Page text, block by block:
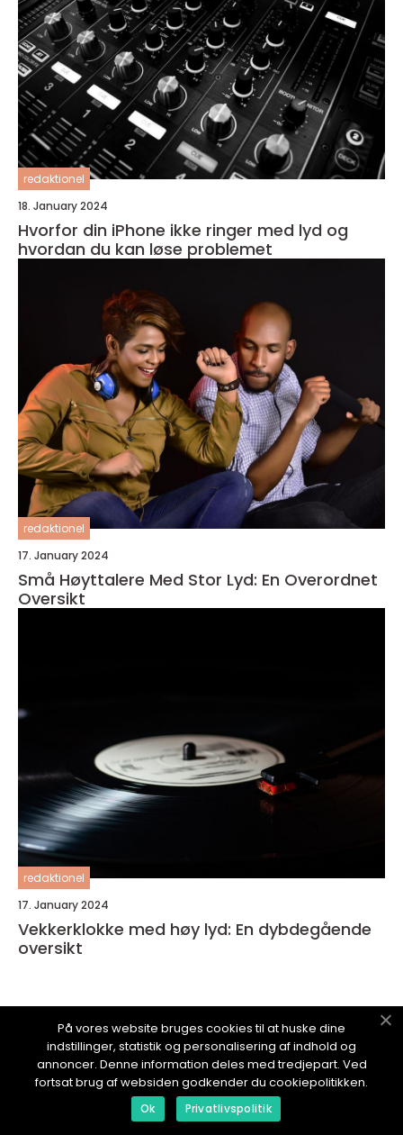
redaktionel
18. January 2024
Hvorfor din iPhone ikke ringer med lyd og
hvordan du kan løse problemet
redaktionel
17. January 2024
Små Høyttalere Med Stor Lyd: En Overordnet
Oversikt
redaktionel
17. January 2024
Vekkerklokke med høy lyd: En dybdegående
oversikt
PCBLOGG.no
På vores website bruges cookies til at huske dine
indstillinger, statistik og personalisering af indhold og
annoncer. Denne information deles med tredjepart. Ved
fortsat brug af websiden godkender du cookiepolitikken.
Ok Privatlivspolitik